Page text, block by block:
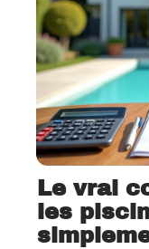
Le vrai
les